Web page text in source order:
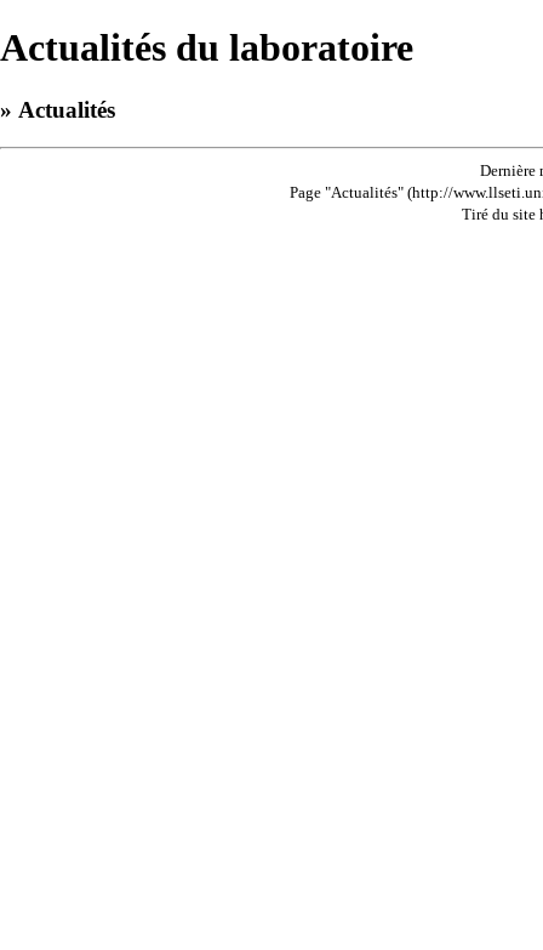
Actualités du laboratoire
» Actualités
Dernière
Page "Actualités" (http://
Tiré du site